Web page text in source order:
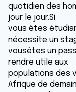
quotidien des
jour le jour.Si
vous êtes
nécessite un
vousêtes un
rendre utile aux
populations des
Afrique de